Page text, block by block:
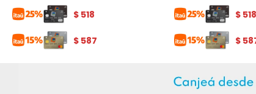
$ 518
$ 587
$ 518
$